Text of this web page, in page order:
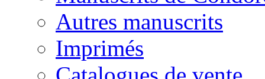
Autres manuscrits
Imprimés